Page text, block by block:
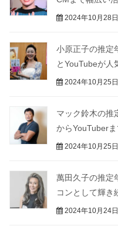
2024年10月28日
小原正子の推定
とYouTubeが人
2024年10月25日
マック鈴木の推
からYouTuber
2024年10月25日
萬田久子の推定
コンとして輝き
2024年10月24日